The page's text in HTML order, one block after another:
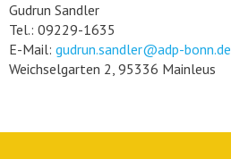
Gudrun Sandler
Tel.: 09229-1635
E-Mail: gudrun.sandler@adp-bonn.de
Weichselgarten 2, 95336 Mainleus